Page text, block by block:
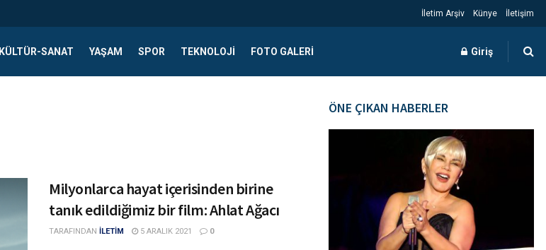
İletim Arşiv Künye İletişim
KÜLTÜR-SANAT YAŞAM SPOR TEKNOLOJI FOTO GALERI Giriş
Milyonlarca hayat içerisinden birine
tanık edildiğimiz bir film: Ahlat Ağacı
TARAFINDAN İLETİM 5 ARALIK 2021 0
ÖNE ÇIKAN HABERLER